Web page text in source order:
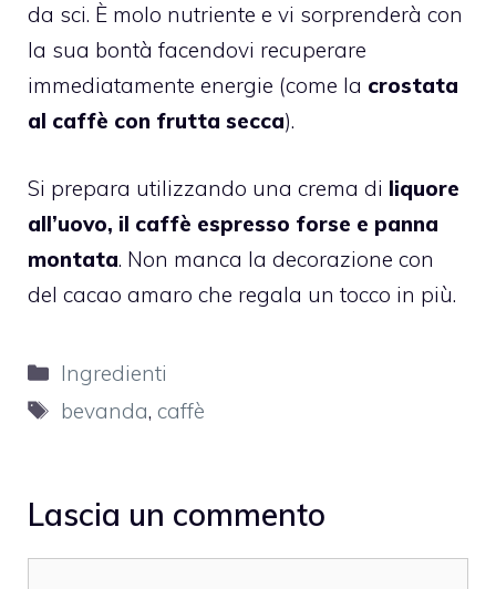
da sci. È molo nutriente e vi sorprenderà con
la sua bontà facendovi recuperare
immediatamente energie (come la crostata
al caffè con frutta secca).
Si prepara utilizzando una crema di liquore
all’uovo, il caffè espresso forse e panna
montata. Non manca la decorazione con
del cacao amaro che regala un tocco in più.
Categorie
Ingredienti
Tag
bevanda, caffè
Lascia un commento